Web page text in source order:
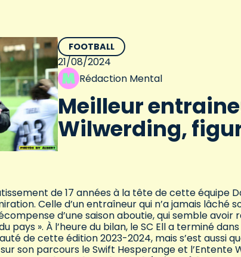
FOOTBALL
21/08/2024
Rédaction Mental
Meilleur
Wilwerding,
de 17 années à la tête de cette équipe
Celle d’un entraîneur qui n’a jamais lâché
d’une saison aboutie, qui semble
pays ». À l’heure du bilan, le SC Ell a terminé
de cette édition 2023-2024, mais s’est aussi
son parcours le Swift Hesperange et l’Entente